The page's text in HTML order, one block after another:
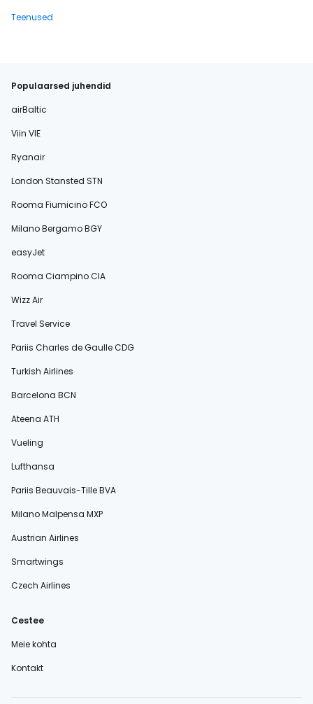
Teenused
Populaarsed juhendid
airBaltic
Viin VIE
Ryanair
London Stansted STN
Rooma Fiumicino FCO
Milano Bergamo BGY
easyJet
Rooma Ciampino CIA
Wizz Air
Travel Service
Pariis Charles de Gaulle CDG
Turkish Airlines
Barcelona BCN
Ateena ATH
Vueling
Lufthansa
Pariis Beauvais-Tille BVA
Milano Malpensa MXP
Austrian Airlines
Smartwings
Czech Airlines
Cestee
Meie kohta
Kontakt